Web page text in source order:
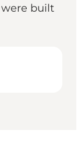
built